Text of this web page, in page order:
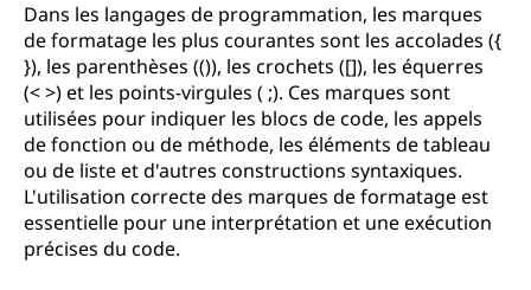
Dans les langages de programmation, les marques
de formatage les plus courantes sont les accolades ({
}), les parenthèses (()), les crochets ([]), les équerres
(< >) et les points-virgules ( ;). Ces marques sont
utilisées pour indiquer les blocs de code, les appels
de fonction ou de méthode, les éléments de tableau
ou de liste et d'autres constructions syntaxiques.
L'utilisation correcte des marques de formatage est
essentielle pour une interprétation et une exécution
précises du code.